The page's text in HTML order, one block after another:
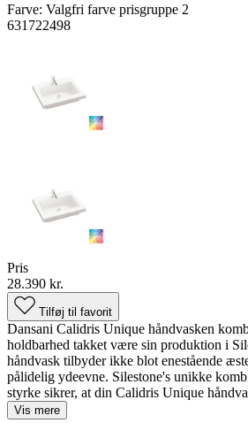
Farve: Valgfri farve prisgruppe 2
631722498
Pris
28.390 kr.
Tilføj til favorit
Dansani Calidris Unique håndvasken
holdbarhed takket være sin produktion i
håndvask tilbyder ikke blot enestående
pålidelig ydeevne. Silestone's unikke
styrke sikrer, at din Calidris Unique
Vis mere